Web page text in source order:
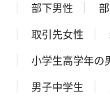
部下男性
取引先女性
小学生高学年の
男子中学生